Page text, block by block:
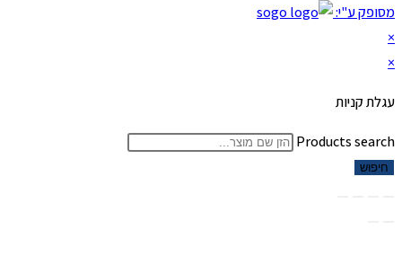
מסופק ע"י:
עגלת קניות
Products search
חיפוש